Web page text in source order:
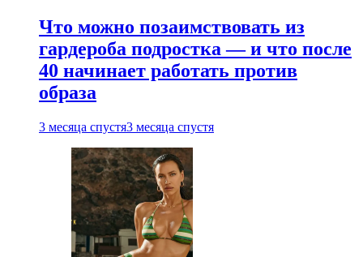
Что можно позаимствовать из
гардероба подростка — и что после
40 начинает работать против
образа
3 месяца спустя3 месяца спустя